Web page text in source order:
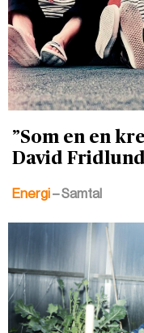
”Som en en
David
Energi– Samtal